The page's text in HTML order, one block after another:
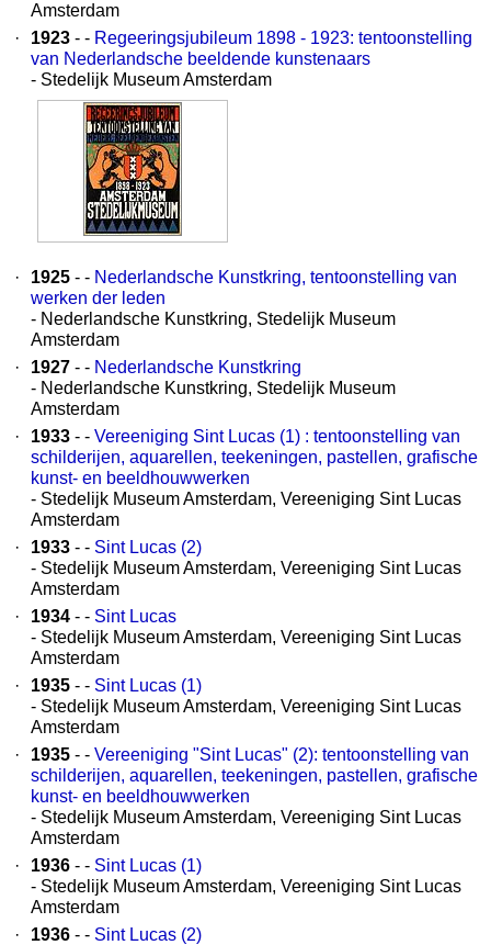
Amsterdam
·
1923 - - Regeeringsjubileum 1898 - 1923: tentoonstelling
van Nederlandsche beeldende kunstenaars
- Stedelijk Museum Amsterdam
· 1925 - - Nederlandsche Kunstkring, tentoonstelling van
werken der leden
- Nederlandsche Kunstkring, Stedelijk Museum
Amsterdam
·
1927 - - Nederlandsche Kunstkring
- Nederlandsche Kunstkring, Stedelijk Museum
Amsterdam
·
1933 - - Vereeniging Sint Lucas (1) : tentoonstelling van
schilderijen, aquarellen, teekeningen, pastellen, grafische
kunst- en beeldhouwwerken
- Stedelijk Museum Amsterdam, Vereeniging Sint Lucas
Amsterdam
·
1933 - - Sint Lucas (2)
- Stedelijk Museum Amsterdam, Vereeniging Sint Lucas
Amsterdam
·
1934 - - Sint Lucas
- Stedelijk Museum Amsterdam, Vereeniging Sint Lucas
Amsterdam
·
1935 - - Sint Lucas (1)
- Stedelijk Museum Amsterdam, Vereeniging Sint Lucas
Amsterdam
·
1935 - - Vereeniging "Sint Lucas" (2): tentoonstelling van
schilderijen, aquarellen, teekeningen, pastellen, grafische
kunst- en beeldhouwwerken
- Stedelijk Museum Amsterdam, Vereeniging Sint Lucas
Amsterdam
·
1936 - - Sint Lucas (1)
- Stedelijk Museum Amsterdam, Vereeniging Sint Lucas
Amsterdam
·
1936 - - Sint Lucas (2)